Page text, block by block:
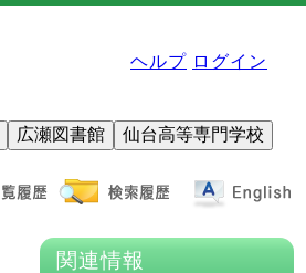
ヘルプ ログイン
広瀬図書館 仙台高等専門学校
関連情報